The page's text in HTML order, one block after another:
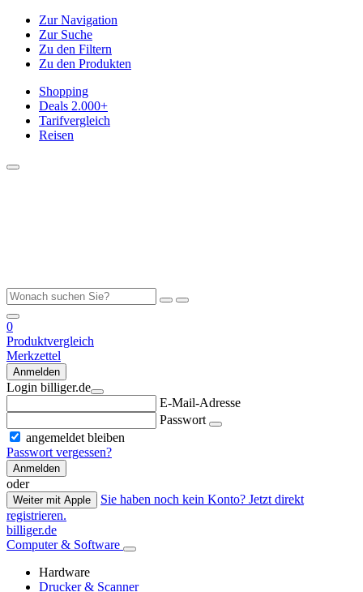
Zur Navigation
Zur Suche
Zu den Filtern
Zu den Produkten
Shopping
Deals 2.000+
Tarifvergleich
Reisen
0
Produktvergleich
Merkzettel
Anmelden
Login billiger.de
E-Mail-Adresse
Passwort
angemeldet bleiben
Passwort vergessen?
Anmelden
oder
Weiter mit Apple
Sie haben noch kein Konto? Jetzt direkt
registrieren.
billiger.de
Computer & Software
Hardware
Drucker & Scanner